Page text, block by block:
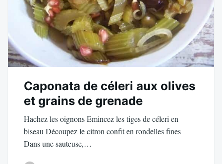
Caponata de céleri aux olives
et grains de grenade
Hachez les oignons Emincez les tiges de céleri en
biseau Découpez le citron confit en rondelles fines
Dans une sauteuse,…